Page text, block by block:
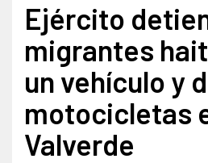
Ejército
migrantes
un vehículo y
motocicletas
Valverde